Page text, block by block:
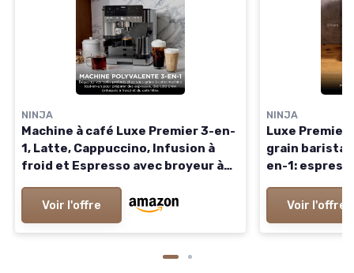
NINJA
Machine à café Luxe Premier 3-en-
1, Latte, Cappuccino, Infusion à
froid et Espresso avec broyeur à
facile à utiliser, 4 préréglages
mousse, argent, ES601EU Luxe
Premier Argent
Voir l'offre
NINJA
Luxe
grain barista
en-1:
intégrés,
Gris Métalisé,
Voir l'offre